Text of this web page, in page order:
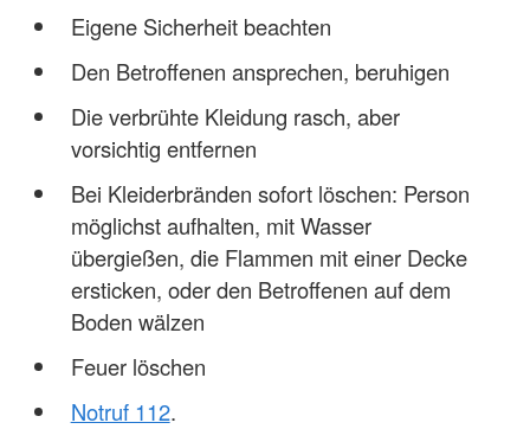
Eigene Sicherheit beachten
Den Betroffenen ansprechen, beruhigen
Die verbrühte Kleidung rasch, aber
vorsichtig entfernen
Bei Kleiderbränden sofort löschen: Person
möglichst aufhalten, mit Wasser
übergießen, die Flammen mit einer Decke
ersticken, oder den Betroffenen auf dem
Boden wälzen
Feuer löschen
Notruf 112.